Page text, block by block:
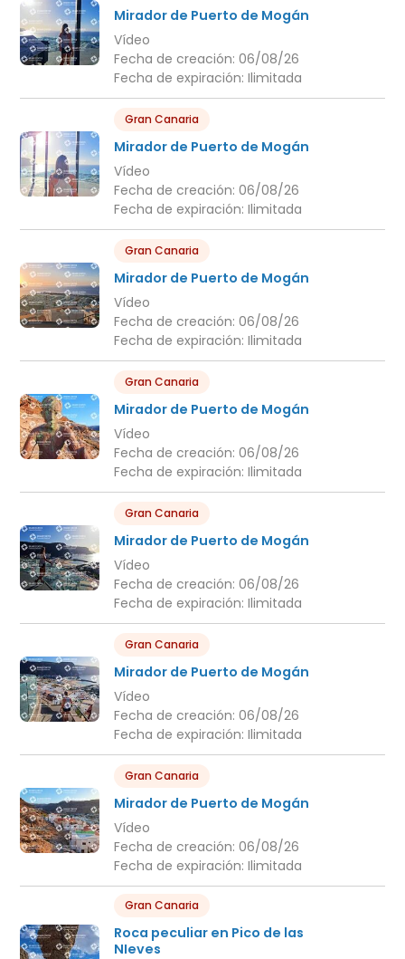
Mirador de Puerto de Mogán
Vídeo
Fecha de creación: 06/08/26
Fecha de expiración: Ilimitada
Gran Canaria
Mirador de Puerto de Mogán
Vídeo
Fecha de creación: 06/08/26
Fecha de expiración: Ilimitada
Gran Canaria
Mirador de Puerto de Mogán
Vídeo
Fecha de creación: 06/08/26
Fecha de expiración: Ilimitada
Gran Canaria
Mirador de Puerto de Mogán
Vídeo
Fecha de creación: 06/08/26
Fecha de expiración: Ilimitada
Gran Canaria
Mirador de Puerto de Mogán
Vídeo
Fecha de creación: 06/08/26
Fecha de expiración: Ilimitada
Gran Canaria
Mirador de Puerto de Mogán
Vídeo
Fecha de creación: 06/08/26
Fecha de expiración: Ilimitada
Gran Canaria
Mirador de Puerto de Mogán
Vídeo
Fecha de creación: 06/08/26
Fecha de expiración: Ilimitada
Gran Canaria
Roca peculiar en Pico de las
NIeves